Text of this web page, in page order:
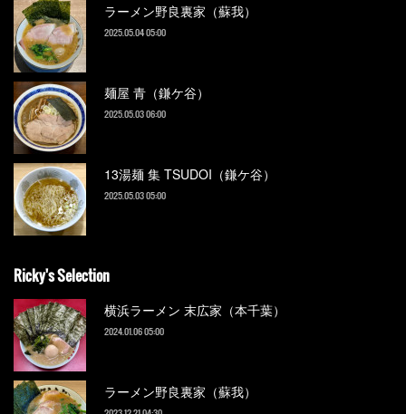
ラーメン野良裏家（蘇我）
2025.05.04 05:00
麺屋 青（鎌ケ谷）
2025.05.03 06:00
13湯麺 集 TSUDOI（鎌ケ谷）
2025.05.03 05:00
Ricky's Selection
横浜ラーメン 末広家（本千葉）
2024.01.06 05:00
ラーメン野良裏家（蘇我）